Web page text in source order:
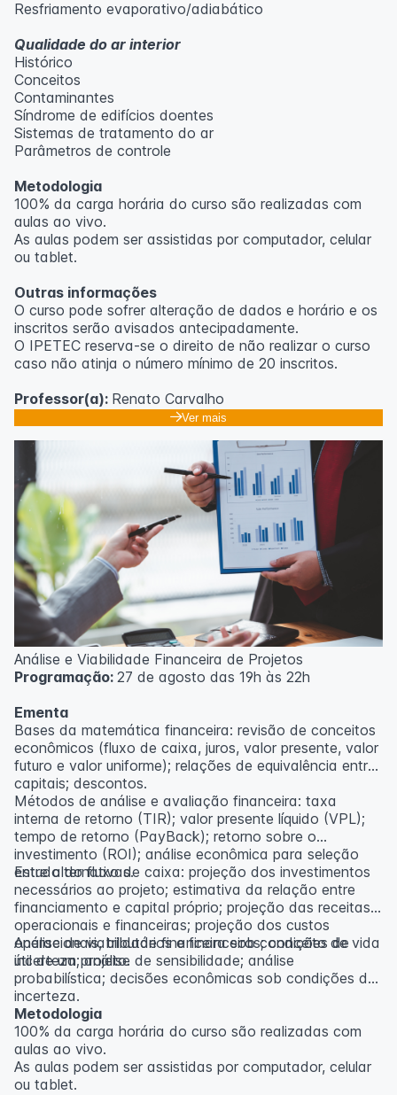
Resfriamento evaporativo/adiabático
Qualidade do ar interior
Histórico
Conceitos
Contaminantes
Síndrome de edifícios doentes
Sistemas de tratamento do ar
Parâmetros de controle
Metodologia
100% da carga horária do curso são realizadas com
aulas ao vivo.
As aulas podem ser assistidas por computador, celular
ou tablet.
Outras informações
O curso pode sofrer alteração de dados e horário e os
inscritos serão avisados ​​antecipadamente.
O IPETEC reserva-se o direito de não realizar o curso
caso não atinja o número mínimo de 20 inscritos.
Professor(a): Renato Carvalho
Ver mais
Análise e Viabilidade Financeira de Projetos
Programação: 27 de agosto das 19h às 22h
Ementa
Bases da matemática financeira: revisão de conceitos
econômicos (fluxo de caixa, juros, valor presente, valor
futuro e valor uniforme); relações de equivalência entre
capitais; descontos.
Métodos de análise e avaliação financeira: taxa
interna de retorno (TIR); valor presente líquido (VPL);
tempo de retorno (PayBack); retorno sobre o
investimento (ROI); análise econômica para seleção
entre alternativas.
Estudo do fluxo de caixa: projeção dos investimentos
necessários ao projeto; estimativa da relação entre
financiamento e capital próprio; projeção das receitas
operacionais e financeiras; projeção dos custos
operacionais, tributários e financeiros; conceito de vida
útil de um projeto.
Análise de viabilidade financeira sob condições de
incerteza; análise de sensibilidade; análise
probabilística; decisões econômicas sob condições de
incerteza.
Metodologia
100% da carga horária do curso são realizadas com
aulas ao vivo.
As aulas podem ser assistidas por computador, celular
ou tablet.